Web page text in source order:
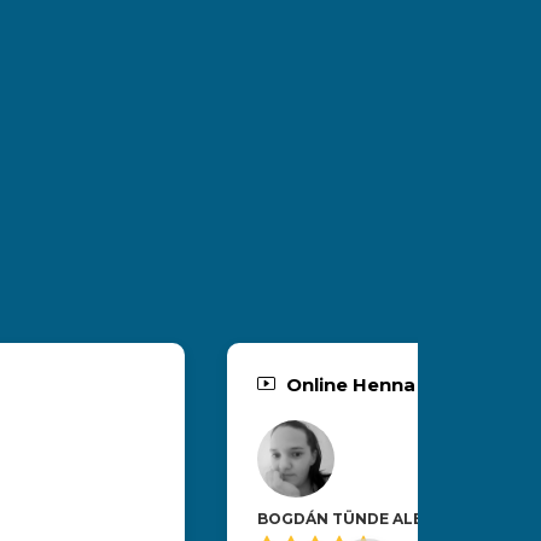
Online Henna Tanfolyam
BOGDÁN TÜNDE ALEXANDRA